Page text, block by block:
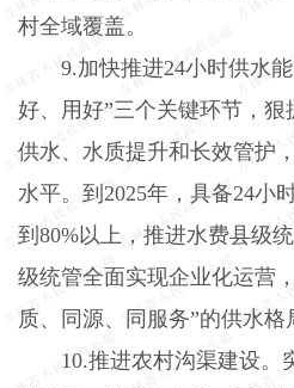
村全域覆盖。
9.加快推进24小时供水
好、用好”三个关键环节，狠
供水、水质提升和长效管护
水平。到 2025年，具备24小
到 80%以上，推进水费县级
级统管全面实现企业化运营
质、同源、同服务”的供水格
10.推进农村沟渠建设。